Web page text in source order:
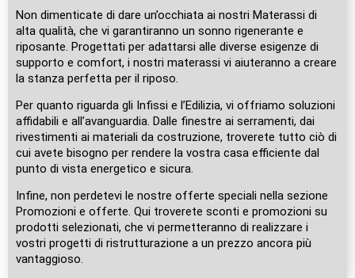
Non dimenticate di dare un’occhiata ai nostri Materassi di
alta qualità, che vi garantiranno un sonno rigenerante e
riposante. Progettati per adattarsi alle diverse esigenze di
supporto e comfort, i nostri materassi vi aiuteranno a creare
la stanza perfetta per il riposo.
Per quanto riguarda gli Infissi e l’Edilizia, vi offriamo soluzioni
affidabili e all’avanguardia. Dalle finestre ai serramenti, dai
rivestimenti ai materiali da costruzione, troverete tutto ciò di
cui avete bisogno per rendere la vostra casa efficiente dal
punto di vista energetico e sicura.
Infine, non perdetevi le nostre offerte speciali nella sezione
Promozioni e offerte. Qui troverete sconti e promozioni su
prodotti selezionati, che vi permetteranno di realizzare i
vostri progetti di ristrutturazione a un prezzo ancora più
vantaggioso.